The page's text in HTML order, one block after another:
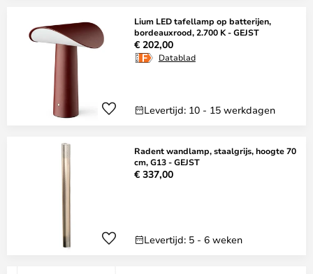
Lium LED tafellamp op batterijen,
bordeauxrood, 2.700 K - GEJST
€ 202,00
Datablad
Levertijd: 10 - 15 werkdagen
Radent wandlamp, staalgrijs, hoogte 70
cm, G13 - GEJST
€ 337,00
Levertijd: 5 - 6 weken